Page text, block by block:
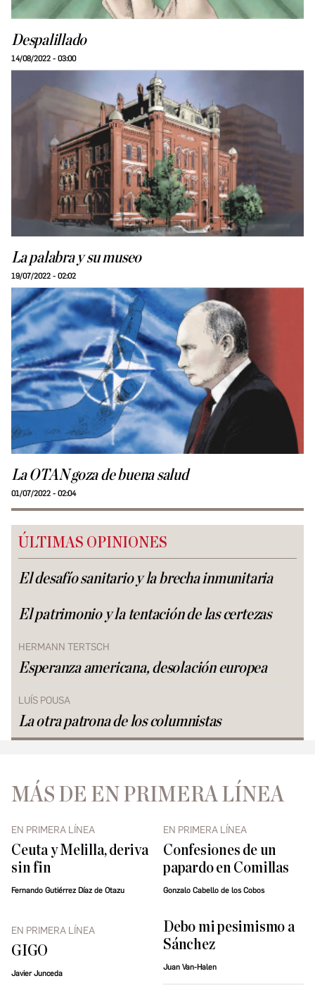
Despalillado
14/08/2022 - 03:00
La palabra y su museo
19/07/2022 - 02:02
La OTAN goza de buena salud
01/07/2022 - 02:04
ÚLTIMAS OPINIONES
El desafío sanitario y la brecha inmunitaria
El patrimonio y la tentación de las certezas
HERMANN TERTSCH
Esperanza americana, desolación europea
LUÍS POUSA
La otra patrona de los columnistas
MÁS DE EN PRIMERA LÍNEA
EN PRIMERA LÍNEA
Ceuta y Melilla, deriva
sin fin
Fernando Gutiérrez Díaz de Otazu
EN PRIMERA LÍNEA
Confesiones de un
papardo en Comillas
Gonzalo Cabello de los Cobos
EN PRIMERA LÍNEA
GIGO
Javier Junceda
Debo mi pesimismo a
Sánchez
Juan Van-Halen